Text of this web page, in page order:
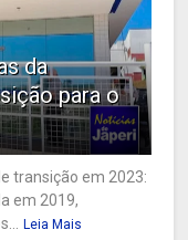
da
para o
transição em 2023:
em 2019,
Leia Mais